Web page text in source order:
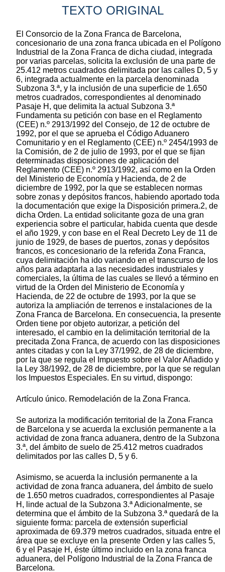
TEXTO ORIGINAL
El Consorcio de la Zona Franca de Barcelona,
concesionario de una zona franca ubicada en el Polígono
Industrial de la Zona Franca de dicha ciudad, integrada
por varias parcelas, solicita la exclusión de una parte de
25.412 metros cuadrados delimitada por las calles D, 5 y
6, integrada actualmente en la parcela denominada
Subzona 3.ª, y la inclusión de una superficie de 1.650
metros cuadrados, correspondientes al denominado
Pasaje H, que delimita la actual Subzona 3.ª
Fundamenta su petición con base en el Reglamento
(CEE) n.º 2913/1992 del Consejo, de 12 de octubre de
1992, por el que se aprueba el Código Aduanero
Comunitario y en el Reglamento (CEE) n.º 2454/1993 de
la Comisión, de 2 de julio de 1993, por el que se fijan
determinadas disposiciones de aplicación del
Reglamento (CEE) n.º 2913/1992, así como en la Orden
del Ministerio de Economía y Hacienda, de 2 de
diciembre de 1992, por la que se establecen normas
sobre zonas y depósitos francos, habiendo aportado toda
la documentación que exige la Disposición primera.2, de
dicha Orden. La entidad solicitante goza de una gran
experiencia sobre el particular, habida cuenta que desde
el año 1929, y con base en el Real Decreto Ley de 11 de
junio de 1929, de bases de puertos, zonas y depósitos
francos, es concesionario de la referida Zona Franca,
cuya delimitación ha ido variando en el transcurso de los
años para adaptarla a las necesidades industriales y
comerciales, la última de las cuales se llevó a término en
virtud de la Orden del Ministerio de Economía y
Hacienda, de 22 de octubre de 1993, por la que se
autoriza la ampliación de terrenos e instalaciones de la
Zona Franca de Barcelona. En consecuencia, la presente
Orden tiene por objeto autorizar, a petición del
interesado, el cambio en la delimitación territorial de la
precitada Zona Franca, de acuerdo con las disposiciones
antes citadas y con la Ley 37/1992, de 28 de diciembre,
por la que se regula el Impuesto sobre el Valor Añadido y
la Ley 38/1992, de 28 de diciembre, por la que se regulan
los Impuestos Especiales. En su virtud, dispongo:
Artículo único. Remodelación de la Zona Franca.
Se autoriza la modificación territorial de la Zona Franca
de Barcelona y se acuerda la exclusión permanente a la
actividad de zona franca aduanera, dentro de la Subzona
3.ª, del ámbito de suelo de 25.412 metros cuadrados
delimitados por las calles D, 5 y 6.
Asimismo, se acuerda la inclusión permanente a la
actividad de zona franca aduanera, del ámbito de suelo
de 1.650 metros cuadrados, correspondientes al Pasaje
H, linde actual de la Subzona 3.ª Adicionalmente, se
determina que el ámbito de la Subzona 3.ª quedará de la
siguiente forma: parcela de extensión superficial
aproximada de 69.379 metros cuadrados, situada entre el
área que se excluye en la presente Orden y las calles 5,
6 y el Pasaje H, éste último incluido en la zona franca
aduanera, del Polígono Industrial de la Zona Franca de
Barcelona.